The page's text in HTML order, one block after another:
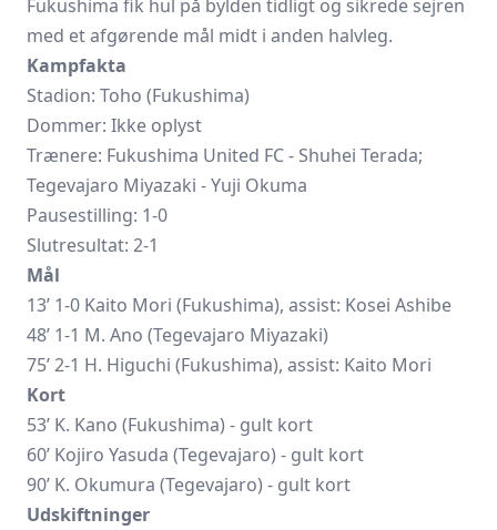
Fukushima fik hul på bylden tidligt og sikrede sejren
med et afgørende mål midt i anden halvleg.
Kampfakta
Stadion: Toho (Fukushima)
Dommer: Ikke oplyst
Trænere: Fukushima United FC- Shuhei Terada;
Tegevajaro Miyazaki - Yuji Okuma
Pausestilling: 1-0
Slutresultat: 2-1
Mål
13’ 1-0 Kaito Mori (Fukushima), assist: Kosei Ashibe
48’ 1-1 M. Ano (Tegevajaro Miyazaki)
75’ 2-1 H. Higuchi (Fukushima), assist: Kaito Mori
Kort
53’ K. Kano (Fukushima) - gult kort
60’ Kojiro Yasuda (Tegevajaro) - gult kort
90’ K. Okumura (Tegevajaro) - gult kort
Udskiftninger